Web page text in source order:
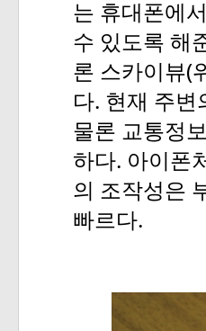
는 휴대폰에서
수 있도록 해
론 스카이뷰(
다. 현재 주변
물론 교통정
하다. 아이폰
의 조작성은
빠르다.